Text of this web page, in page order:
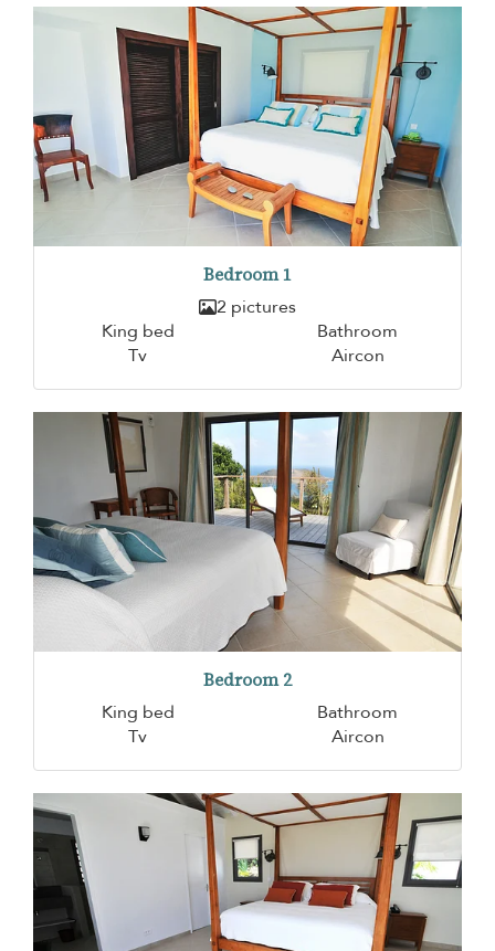
Bedroom 1
2 pictures
King bed
Bathroom
Tv
Aircon
Bedroom 2
King bed
Bathroom
Tv
Aircon